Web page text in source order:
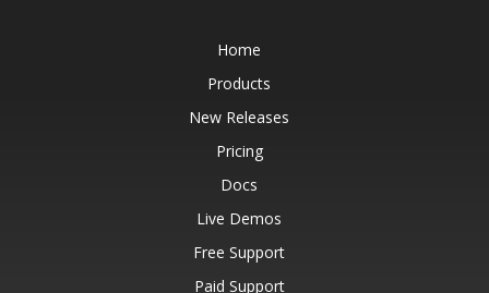
Home
Products
New Releases
Pricing
Docs
Live Demos
Free Support
Paid Support